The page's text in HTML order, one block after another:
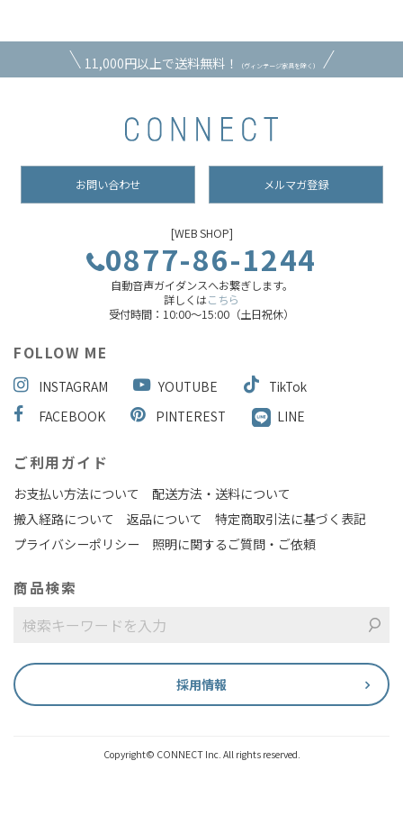
11,000円以上で送料無料！ （ヴィンテージ家具を除く）
お問い合わせ メルマガ登録
[WEB SHOP]
0877-86-1244
自動音声ガイダンスへお繋ぎします。
詳しくはこちら
受付時間：10:00～15:00（土日祝休）
FOLLOW ME
INSTAGRAM YOUTUBE
TikTok
FACEBOOK
PINTEREST LINE
ご利用ガイド
お支払い方法について
配送方法・送料について
搬入経路について
返品について
特定商取引法に基づく表記
プライバシーポリシー
照明に関するご質問・ご依頼
商品検索
採用情報
Copyright© CONNECT Inc. All rights reserved.